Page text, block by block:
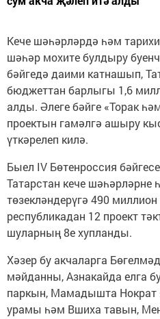
Кече шәһәрләрдә һәм
шәһәр мохите булдыру
бәйгедә даими катнашып,
бюджеттан барлыгы 1,6
алды. Әлеге бәйге «Торак
проектын гамәлгә ашыру
үткәрелеп килә.
Быел IV Бөтенроссия
Татарстан кече шәһәрләрне
төзекләндерүгә 490
республикадан 12 проект
шуларның 8е хупланды.
Хәзер бу акчаларга
мәйданны, Азнакайда елга
паркын, Мамадышта Нократ
урамы һәм Вшиха тавын,